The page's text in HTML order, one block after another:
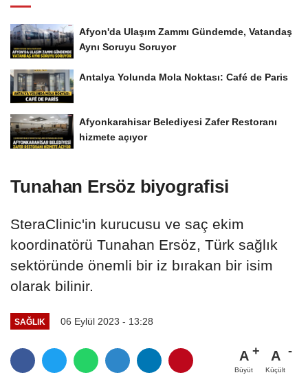
Afyon'da Ulaşım Zammı Gündemde, Vatandaş
Aynı Soruyu Soruyor
Antalya Yolunda Mola Noktası: Café de Paris
Afyonkarahisar Belediyesi Zafer Restoranı
hizmete açıyor
Tunahan Ersöz biyografisi
SteraClinic'in kurucusu ve saç ekim
koordinatörü Tunahan Ersöz, Türk sağlık
sektöründe önemli bir iz bırakan bir isim
olarak bilinir.
SAĞLIK 06 Eylül 2023 - 13:28
A
Büyüt
A
Küçült